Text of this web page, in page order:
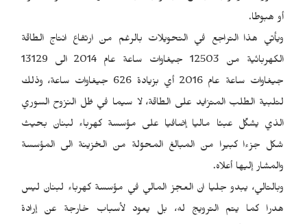
أو هبوطا.
ويأتي هذا التراجع في التحويلات بالرغم من ارتفاع انتاج الطاقة
الكهربائية من 12503 جيغاوات ساعة عام 2014 الى 13129
جيغاوات ساعة عام 2016 أي بزيادة 626 جيغاوات ساعة، وذلك
لتلبية الطلب المتزايد على الطاقة، لا سيما في ظل النزوح السوري
الذي يشكّل عبئا ماليا إضافيا على مؤسسة كهرباء لبنان بحيث
شكل جزءا كبيرا من المبالغ المحوّلة من الخزينة الى المؤسسة
والمشار إليها أعلاه.
وبالتالي، يبدو جليا ان العجز المالي في مؤسسة كهرباء لبنان ليس
هدرا كما يتم الترويج له، بل يعود لأسباب خارجة عن إرادة